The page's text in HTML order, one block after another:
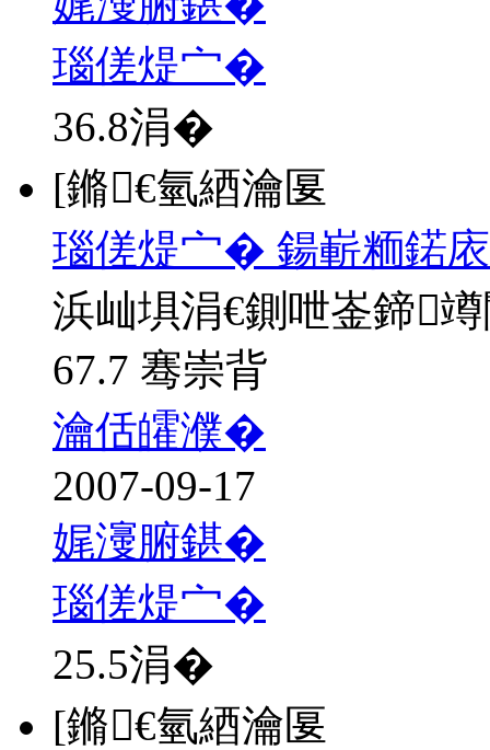
瑙傞煶宀�
36.8涓�
[鏅€氫綇瀹匽
瑙傞煶宀� 鍚嶄粫鍩
浜屾埧涓€鍘呭崟鍗
67.7 骞崇背
瀹佸皬濮�
2007-09-17
娓濅腑鍖�
瑙傞煶宀�
25.5涓�
[鏅€氫綇瀹匽